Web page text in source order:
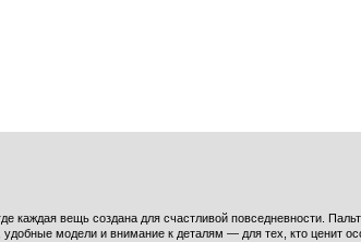
каждая вещь создана для счастливой повседневности.
модели и внимание к деталям — для тех, кто ценит